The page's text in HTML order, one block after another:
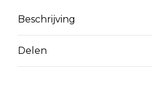
Beschrijving
Delen